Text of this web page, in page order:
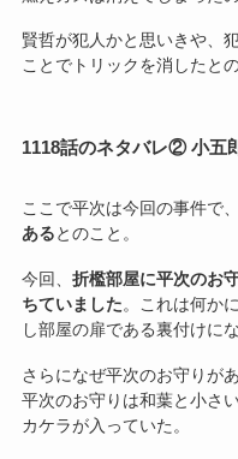
賢哲が犯人かと思いきや、
ことでトリックを消したとの
1118話のネタバレ② 小五
ここで平次は今回の事件で、
あるとのこと。
今回、 折檻部屋に平次のお
ちていました。これは何か
し部屋の扉である裏付けに
さらになぜ平次のお守りが
平次のお守りは和葉と小さ
カケラが入っていた。